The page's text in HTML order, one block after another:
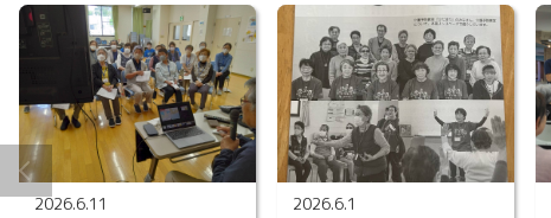
2026.6.11 2026.6.1